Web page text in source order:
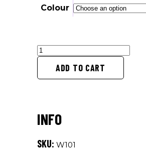
Colour
nicht
mal
quantity
ADD TO CART
SKU: W101